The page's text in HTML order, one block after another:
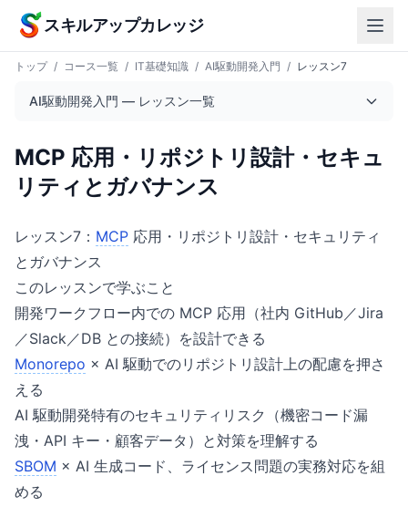
本文へスキップ
スキルアップカレッジ
トップ / コース一覧 / IT基礎知識 / AI駆動開発入門 / レッスン7
AI駆動開発入門 — レッスン一覧
MCP 応用・リポジトリ設計・セキュ
リティとガバナンス
レッスン7： MCP 応用・リポジトリ設計・セキュリティ
とガバナンス
このレッスンで学ぶこと
開発ワークフロー内での MCP 応用（社内 GitHub／Jira
／Slack／DB との接続）を設計できる
Monorepo × AI 駆動でのリポジトリ設計上の配慮を押さ
える
AI 駆動開発特有のセキュリティリスク（機密コード漏
洩・API キー・顧客データ）と対策を理解する
SBOM × AI 生成コード、ライセンス問題の実務対応を組
める